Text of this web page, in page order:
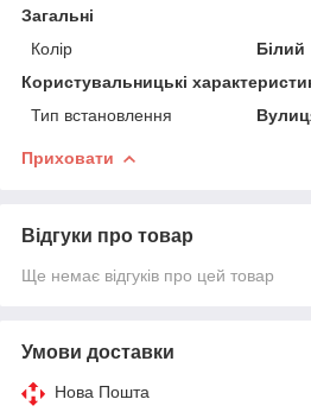
Загальні
Колір
Білий
Користувальницькі
Тип встановлення
Приховати
Відгуки про товар
Ще немає відгуків про цей товар
Умови доставки
Нова Пошта